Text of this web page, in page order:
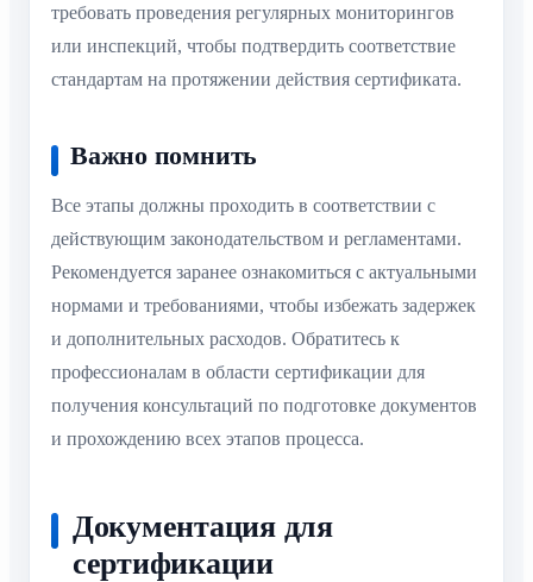
требовать проведения регулярных мониторингов
или инспекций, чтобы подтвердить соответствие
стандартам на протяжении действия сертификата.
Важно помнить
Все этапы должны проходить в соответствии с
действующим законодательством и регламентами.
Рекомендуется заранее ознакомиться с актуальными
нормами и требованиями, чтобы избежать задержек
и дополнительных расходов. Обратитесь к
профессионалам в области сертификации для
получения консультаций по подготовке документов
и прохождению всех этапов процесса.
Документация для
сертификации